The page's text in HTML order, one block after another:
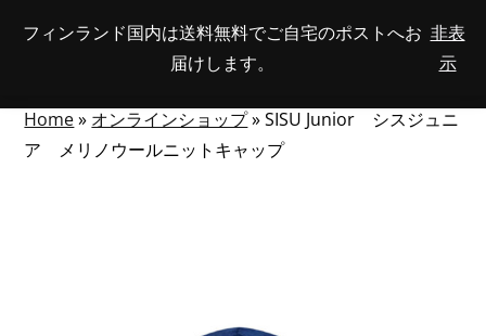
フィンランド国内は送料無料でご自宅のポストへお
届けします。
非表
示
Skip
SEARCH
CART
TOGGLE
Home» オンラインショップ»SISU Junior シスジュニ
ア メリノウールニットキャップ